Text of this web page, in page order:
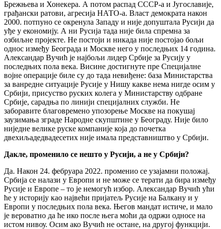
Брежњева и Хонекера. А потом распад СССР-а и Југославије,
грађански ратови, агресија НАТО-а. Власт демократа након
2000. потпуно се окренула Западу и није допуштала Русији да
уђе у економију. А ни Русија тада није била спремна за
озбиљне пројекте. Не постоји и никада није постојао бољи
однос између Београда и Москве него у последњих 14 година.
Александар Вучић је најбољи лидер Србије за Русију у
последњих пола века. Висине достигнуте пре Специјалне
војне операције биле су до тада невиђене: база Министарства
за ванредне ситуације Русије у Нишу какве нема нигде осим у
Србији, присуство руских колега у Министарству одбране
Србије, сарадња по линији специјалних служби. Не
заборавите благовремено упозорење Москве на покушај
заузимања зграде Народне скупштине у Београду. Није било
ниједне велике руске компаније која до почетка
двехиљадедвадесетих није имала представништво у Србији.
Дакле, променило се нешто у Русији, а не у Србији?
Да. Након 24. фебруара 2022. променио се узајамни положај.
Србија се налази у Европи и не може се терати да бира између
Русије и Европе – то је немогућ избор. Александар Вучић ући
ће у историју као највећи пријатељ Русије на Балкану и у
Европи у последњих пола века. Његов мандат истиче, и мало
је вероватно да ће ико после њега моћи да одржи односе на
истом нивоу. Осим ако Вучић не остане, на другој функцији.